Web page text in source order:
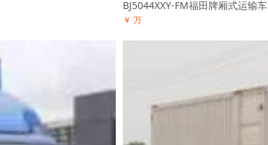
BJ5044XXY-FM福田牌厢式运输车
￥ 万